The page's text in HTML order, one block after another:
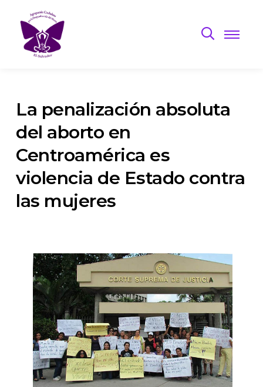
La penalización absoluta
del aborto en
Centroamérica es
violencia de Estado contra
las mujeres